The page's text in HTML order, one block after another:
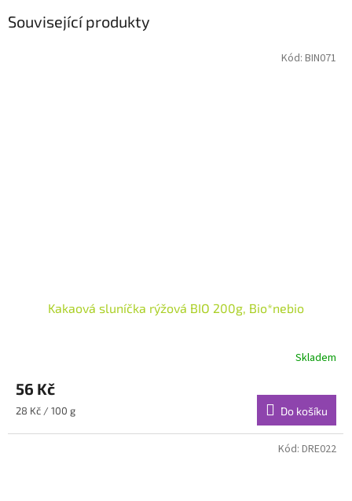
Související produkty
Kakaová sluníčka rýžová BIO 200g, Bio*nebio
Skladem
56 Kč
Měrná
28 Kč / 100 g Do košíku
Kód: BIN071
Kód: DRE022